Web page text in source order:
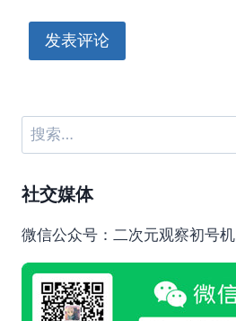
搜
索：
社交媒体
微信公众号：二次元观察初号机